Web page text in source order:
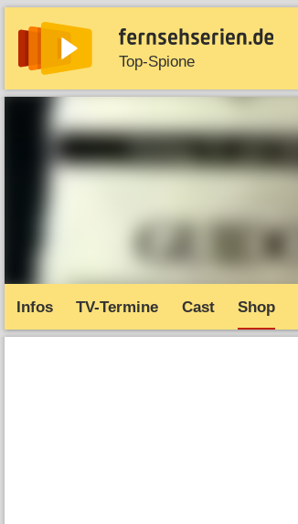
Top-Spione
News Entdecken Streaming
Infos TV-Termine Cast Shop